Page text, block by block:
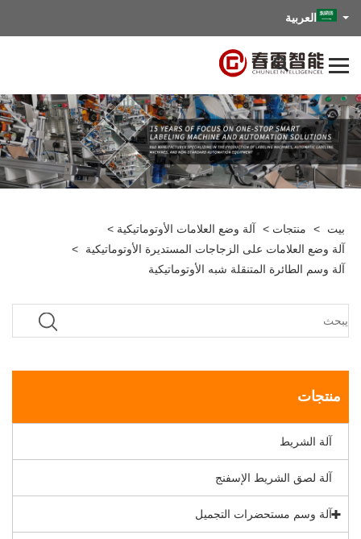
العربية
بيت > منتجات > آلة وضع العلامات الأوتوماتيكية >
آلة وضع العلامات على الزجاجات المستديرة الأوتوماتيكية
>
آلة وسم الطائرة المتنقلة شبه الأوتوماتيكية
منتجات
آلة الشريط
آلة لصق الشريط الإسفنج
آلة وسم مستحضرات التجميل